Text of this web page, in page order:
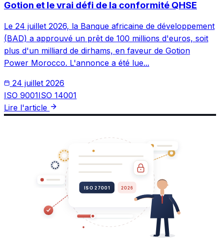
Gotion et le vrai défi de la conformité QHSE
Le 24 juillet 2026, la Banque africaine de développement
(BAD) a approuvé un prêt de 100 millions d'euros, soit
plus d'un milliard de dirhams, en faveur de Gotion
Power Morocco. L'annonce a été lue...
24 juillet 2026
ISO 9001ISO 14001
Lire l'article
ISO 27001 2026